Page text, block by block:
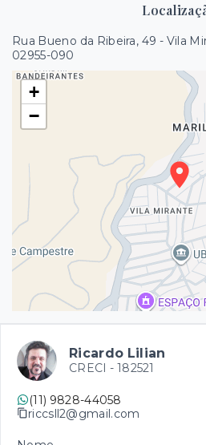
Rua Bueno da Ribeira, 49 - Vila
02955-090
+
−
Ricardo Lilian
CRECI - 182521
(11) 9828-44058
riccsll2@gmail.com